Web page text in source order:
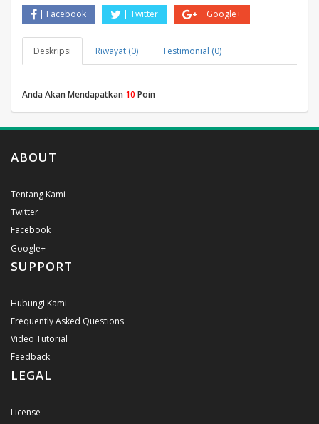
Facebook
Twitter Google+
Deskripsi Riwayat (0) Testimonial (0)
Anda Akan Mendapatkan 10 Poin
ABOUT
Tentang Kami
Twitter
Facebook
Google+
SUPPORT
Hubungi Kami
Frequently Asked Questions
Video Tutorial
Feedback
LEGAL
License